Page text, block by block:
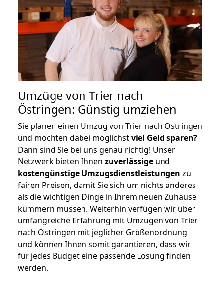
Umzüge von Trier nach
Östringen: Günstig umziehen
Sie planen einen Umzug von Trier nach Östringen
und möchten dabei möglichstviel Geld sparen?
Dann sind Sie bei uns genau richtig! Unser
Netzwerk bieten Ihnen zuverlässige und
kostengünstige Umzugsdienstleistungen zu
fairen Preisen, damit Sie sich um nichts anderes
als die wichtigen Dinge in Ihrem neuen Zuhause
kümmern müssen. Weiterhin verfügen wir über
umfangreiche Erfahrung mit Umzügen von Trier
nach Östringen mit jeglicher Größenordnung
und können Ihnen somit garantieren, dass wir
für jedes Budget eine passende Lösung finden
werden.